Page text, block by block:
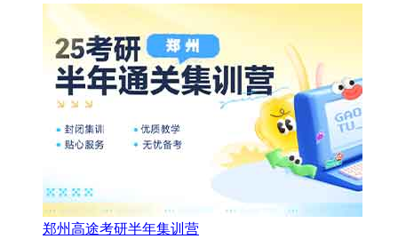
郑州高途考研半年集训营